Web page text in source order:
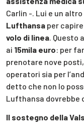
Carlin -. Lui e un
Lufthansa per
volo di linea. Questo
ai 15mila euro: per
prenotare nove
operatori sia per
detto che non lo
Lufthansa dovrebbe
Il sostegno della